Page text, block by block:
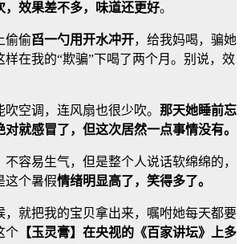
，效果差不多，味道还更好。
偷偷舀一勺用开水冲开，给我妈喝，骗她
在我的“欺骗”下喝了两个月。别说，效
空调，连风扇也很少吹。 那天她睡前忘
就感冒了，但这次居然一点事情没有。
容易生气，但是整个人说话软绵绵的，
这个暑假情绪明显高了，笑得多了。
，就把我的宝贝拿出来，嘱咐她每天都要
个 【玉灵膏】在央视的《百家讲坛》上多